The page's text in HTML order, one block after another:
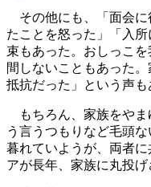
その他にも、「面会に
たことを怒った」「入
束もあった。おしっこ
間しないこともあった
抵抗だった」という声も
もちろん、家族をやま
う言うつもりなど毛頭
暮れていようが、両者
アが長年、家族に丸投げ